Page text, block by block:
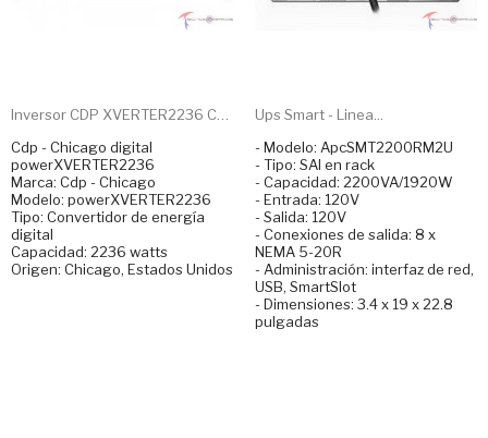
Cdp - Chicago digital
powerXVERTER2236
Marca: Cdp - Chicago
Modelo: powerXVERTER2236
Tipo: Convertidor de energía
digital
Capacidad: 2236 watts
Origen: Chicago, Estados Unidos
Ups Smart - Linea...
- Modelo: ApcSMT2200RM2U
- Tipo: SAI en rack
- Capacidad: 2200VA/1920W
- Entrada: 120V
- Salida: 120V
- Conexiones de salida: 8 x
NEMA 5-20R
- Administración: interfaz de red,
USB, SmartSlot
- Dimensiones: 3.4 x 19 x 22.8
pulgadas